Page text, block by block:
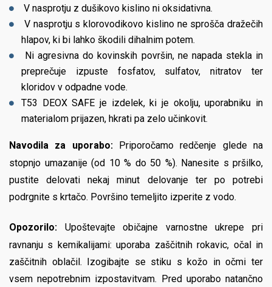
V nasprotju z dušikovo kislino ni oksidativna.
V nasprotju s klorovodikovo kislino ne sprošča dražečih
hlapov, ki bi lahko škodili dihalnim potem.
Ni agresivna do kovinskih površin, ne napada stekla in
preprečuje izpuste fosfatov, sulfatov, nitratov ter
kloridov v odpadne vode.
T53 DEOX SAFE je izdelek, ki je okolju, uporabniku in
materialom prijazen, hkrati pa zelo učinkovit.
Navodila za uporabo:
Priporočamo redčenje glede na
stopnjo umazanije (od 10 % do 50 %). Nanesite s pršilko,
pustite delovati nekaj minut delovanje ter po potrebi
podrgnite s krtačo. Površino temeljito izperite z vodo.
Opozorilo: Upoštevajte običajne varnostne ukrepe pri
ravnanju s kemikalijami: uporaba zaščitnih rokavic, očal in
zaščitnih oblačil. Izogibajte se stiku s kožo in očmi ter
vsem nepotrebnim izpostavitvam. Pred uporabo natančno